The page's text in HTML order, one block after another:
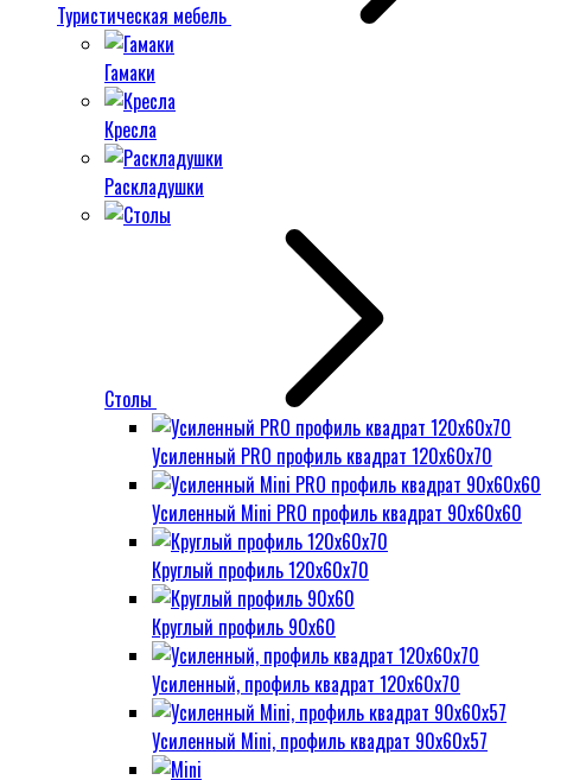
Туристическая мебель
Гамаки
Кресла
Раскладушки
Столы
Усиленный PRO профиль квадрат 120х60х70
Усиленный Mini PRO профиль квадрат 90х60х60
Круглый профиль 120х60х70
Круглый профиль 90х60
Усиленный, профиль квадрат 120х60х70
Усиленный Mini, профиль квадрат 90х60х57